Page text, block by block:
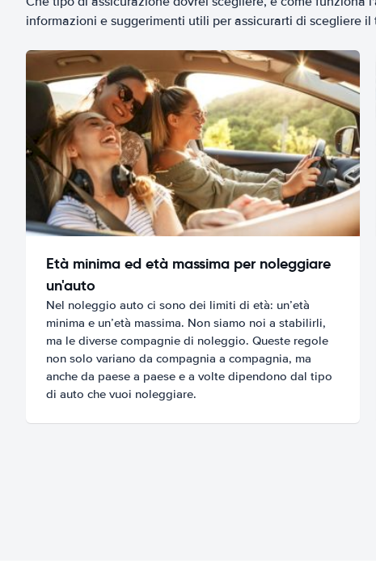
informazioni e suggerimenti utili per assicurarti di scegliere
Età minima ed età massima per noleggiare
un'auto
Nel noleggio auto ci sono dei limiti di età: un’età
minima e un’età massima. Non siamo noi a stabilirli,
ma le diverse compagnie di noleggio. Queste regole
non solo variano da compagnia a compagnia, ma
anche da paese a paese e a volte dipendono dal tipo
di auto che vuoi noleggiare.